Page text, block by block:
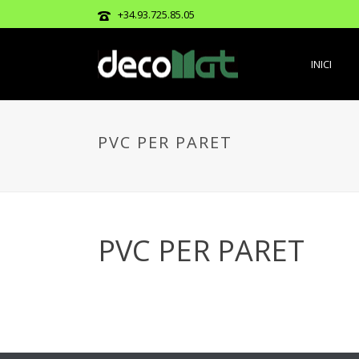
+34.93.725.85.05
INICI
PVC PER PARET
PVC PER PARET